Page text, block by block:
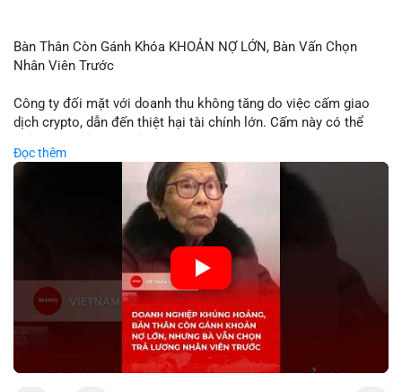
Bàn Thân Còn Gánh Khóa KHOẢN NỢ LỚN, Bàn Vấn Chọn
Nhân Viên Trước
Công ty đối mặt với doanh thu không tăng do việc cấm giao
dịch crypto, dẫn đến thiệt hại tài chính lớn. Cấm này có thể
biến động giá digital asset. Bàn vấn chuyển hướng tập trung
vào nhân lực, cho thấy chiến lược giảm chi phí hoặc điều chỉnh
mô hình kinh doanh. Điều này có thể ảnh hưởng đến thị trường
crypto và các doanh nghiệp liên quan trong tương lai.
🎥 Xem video trực tiếp tại:
Nguồn: KIEN THUC KINH TE
Đọc thêm